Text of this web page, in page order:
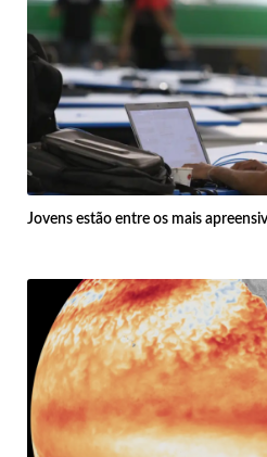
Jovens estão entre os mais